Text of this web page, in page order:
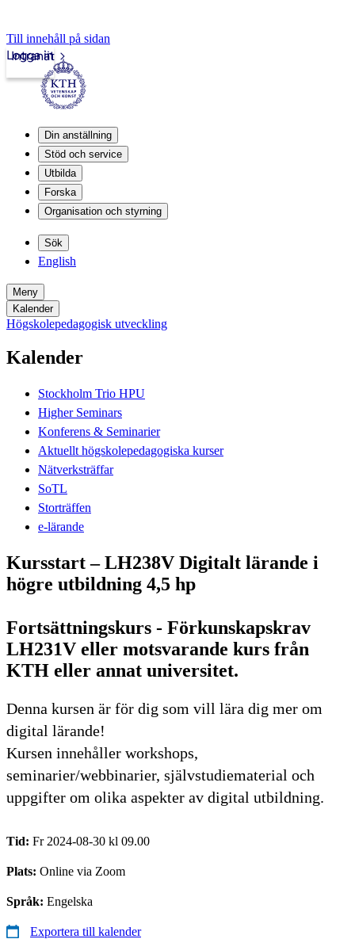
Till innehåll på sidan
Intranät
Logga in
Din anställning
Stöd och service
Utbilda
Forska
Organisation och styrning
Sök
English
Meny
Kalender
Högskolepedagogisk utveckling
Kalender
Stockholm Trio HPU
Higher Seminars
Konferens & Seminarier
Aktuellt högskolepedagogiska kurser
Nätverksträffar
SoTL
Storträffen
e-lärande
Kursstart – LH238V Digitalt lärande i
högre utbildning 4,5 hp
Fortsättningskurs - Förkunskapskrav
LH231V eller motsvarande kurs från
KTH eller annat universitet.
Denna kursen är för dig som vill lära dig mer om
digital lärande!
Kursen innehåller workshops,
seminarier/webbinarier, självstudiematerial och
uppgifter om olika aspekter av digital utbildning.
Tid: Fr 2024-08-30 kl 09.00
Plats: Online via Zoom
Språk: Engelska
Exportera till kalender